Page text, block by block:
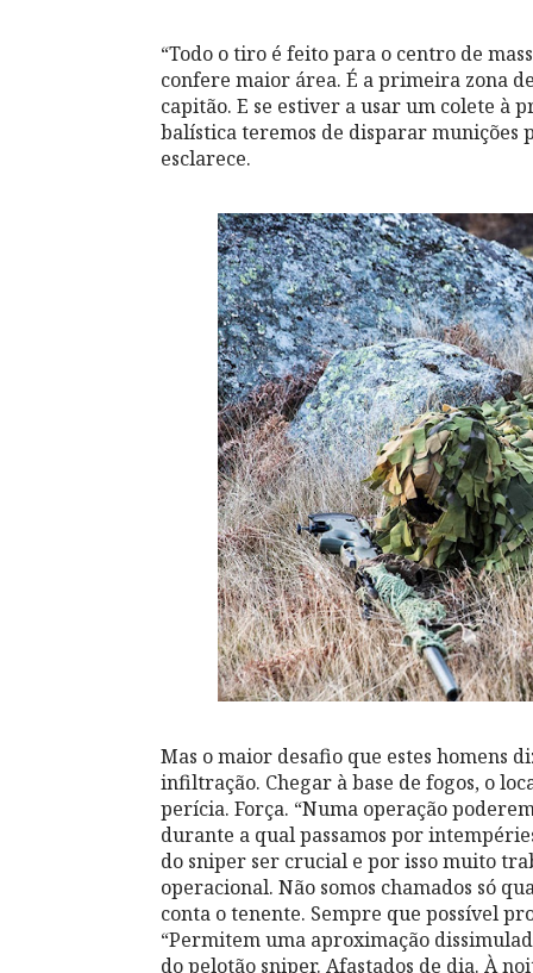
“Todo o tiro é feito para o centro de
confere maior área. É a primeira zona
capitão. E se estiver a usar um colete à
balística teremos de disparar munições
esclarece.
Mas o maior desafio que estes homens
infiltração. Chegar à base de fogos, o
perícia. Força. “Numa operação
durante a qual passamos por
do sniper ser crucial e por isso muito
operacional. Não somos chamados só
conta o tenente. Sempre que possível
“Permitem uma aproximação
do pelotão sniper. Afastados de dia. À